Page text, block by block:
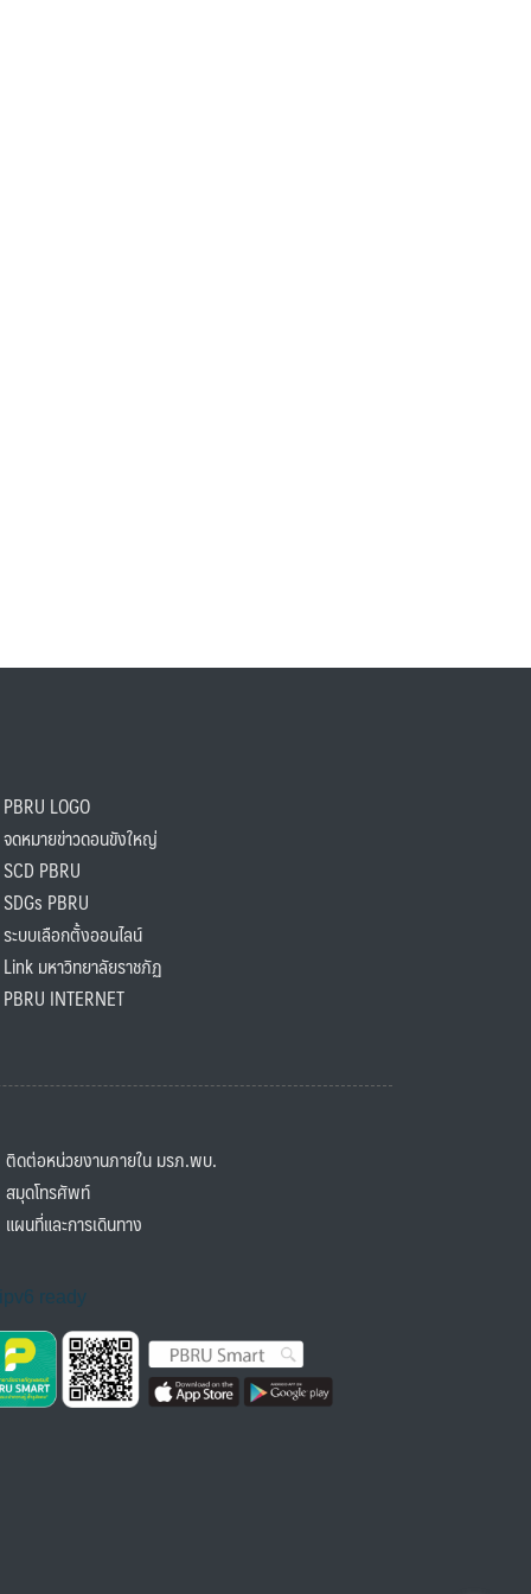
LOGO
หมายข่าวดอนขังใหญ่
PBRU
PBRU
บบเลือกตั้งออนไลน์
มหาวิทยาลัยราชภัฏ
INTERNET
ต่อหน่วยงานภายใน มรภ.พบ.
ดโทรศัพท์
นที่และการเดินทาง